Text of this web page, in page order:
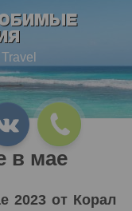
в мае
2023 от Корал